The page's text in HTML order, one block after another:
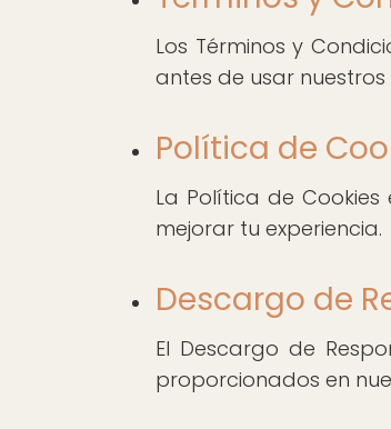
Los Términos y
antes de usar nuestros
Política de
La Política de
mejorar tu experiencia.
Descargo de
El Descargo de
proporcionados en